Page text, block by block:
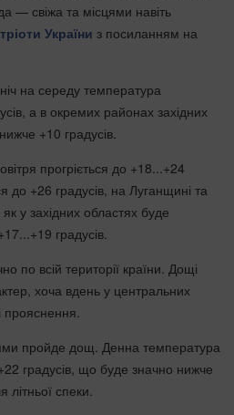
— свіжа та місцями навіть
України з посиланням на
на середу температура
а в окремих районах західних
+10 градусів.
прогріється до +18...+24
до +26 градусів, на Луганщині та
у західних областях буде
градусів.
по всій території країни. Дощі
хоча вдень у центральних
прояснення.
пройде дощ. Денна температура
градусів, що буде значно нижче
літньої спеки.